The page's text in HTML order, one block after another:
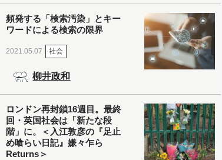
頻発する「検索汚染」とキー
ワードによる検索の限界
2021.05.07 社会
柳井政和
ロンドン再封鎖16週目。最終
回・英国社会は「新たな段
階」に。＜入江敦彦の『足止
め喰らい日記』嫌々乍ら
Returns＞